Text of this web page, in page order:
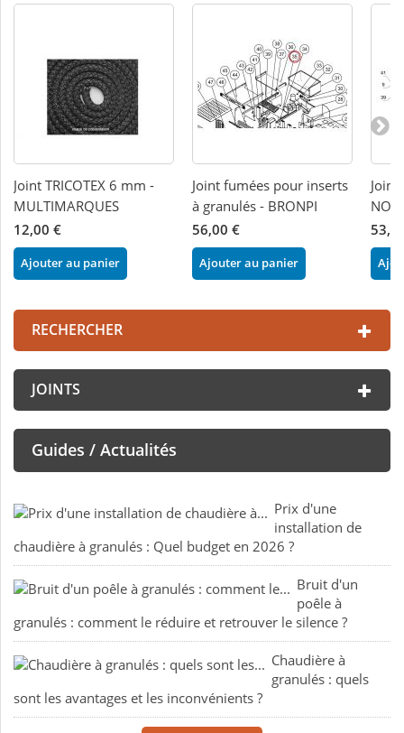
Joint TRICOTEX 6 mm -
MULTIMARQUES
12,00 €
Ajouter au panier
Joint fumées pour inserts
à granulés - BRONPI
56,00 €
Ajouter au panier
RECHERCHER
JOINTS
Guides / Actualités
Prix d'une
installation de
chaudière à granulés : Quel budget en 2026 ?
Bruit d'un
poêle à
granulés : comment le réduire et retrouver le silence ?
Chaudière à
granulés : quels
sont les avantages et les inconvénients ?